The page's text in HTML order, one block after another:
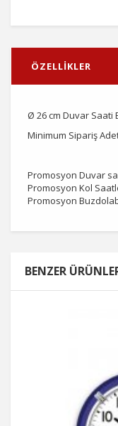
ÖZELLİKLER
Ø 26 cm Duvar Saati
Minimum Sipariş
Promosyon Duvar
Promosyon Kol
Promosyon
BENZER